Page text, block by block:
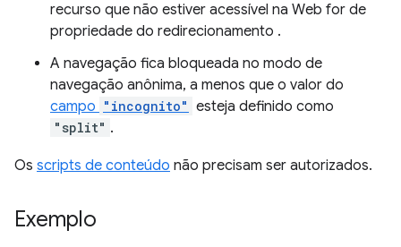
recurso que não estiver acessível na Web for de
propriedade do redirecionamento .
A navegação fica bloqueada no modo de
navegação anônima, a menos que o valor do
campo "incognito" esteja definido como
"split" .
Os scripts de conteúdo não precisam ser autorizados.
Exemplo